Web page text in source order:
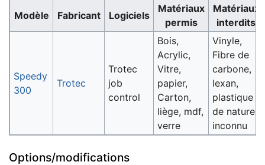
Modèle Fabricant Logiciels
Matériaux
permis
Matériaux
interdits
Speedy
300
Trotec
Trotec
job
control
Bois,
Acrylic,
Vitre,
papier,
Carton,
liège, mdf,
verre
Vinyle,
Fibre de
carbone,
lexan,
plastique
de nature
inconnu
Options/modifications